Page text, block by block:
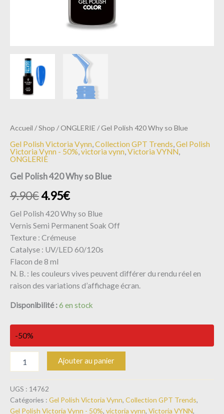
Accueil /Shop /ONGLERIE / Gel Polish 420 Why so Blue
Gel Polish Victoria Vynn,Collection GPT Trends,Gel Polish
Victoria Vynn - 50%,victoria vynn,Victoria VYNN,
ONGLERIE
Gel Polish 420 Why so Blue
9.90€4.95€
Gel Polish 420 Why so Blue
Vernis Semi Permanent Soak Off
Texture : Crémeuse
Catalyse : UV/LED 60/120s
Flacon de 8 ml
N. B. : les couleurs vives peuvent différer du rendu réel en
raison des variations d’affichage écran.
Disponibilité :6 en stock
-50%
Ajouter au panier
UGS : 14762
Catégories : Gel Polish Victoria Vynn, Collection GPT Trends,
Gel Polish Victoria Vynn - 50%, victoria vynn, Victoria VYNN,